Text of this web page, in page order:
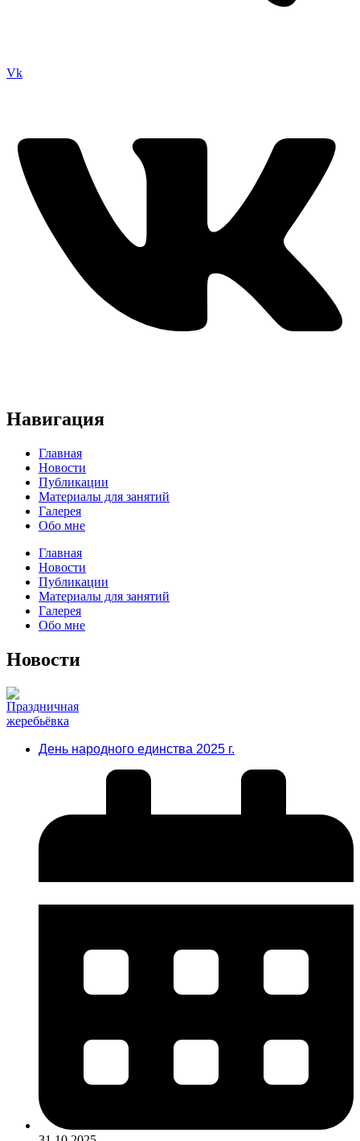
Vk
Навигация
Главная
Новости
Публикации
Материалы для занятий
Галерея
Обо мне
Главная
Новости
Публикации
Материалы для занятий
Галерея
Обо мне
Новости
День народного единства 2025 г.